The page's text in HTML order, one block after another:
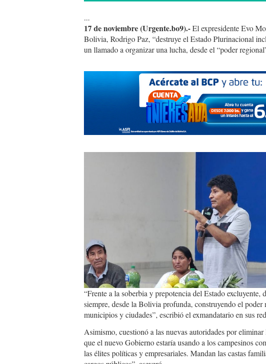
...
17 de noviembre (Urgente.bo9).-El expresidente Evo
Bolivia, Rodrigo Paz, “destruye el Estado Plurinacional
un llamado a organizar una lucha, desde el “poder
“Frente a la soberbia y prepotencia del Estado excluyente,
siempre, desde la Bolivia profunda, construyendo el poder
municipios y ciudades”, escribió el exmandatario en sus
Asimismo, cuestionó a las nuevas autoridades por
que el nuevo Gobierno estaría usando a los campesinos
las élites políticas y empresariales. Mandan las castas